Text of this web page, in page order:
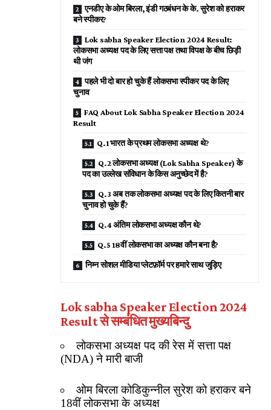
एनडीए के ओम बिरला, इंडी गठबंधन के के. सुरेश को हराकर
बने स्पीकर?
Lok sabha Speaker Election 2024 Result:
लोकसभा अध्यक्ष पद के लिए सत्ता पक्ष तथा विपक्ष के बीच छिड़ी
थी जंग
पहले भी दो बार हो चुके हैं लोकसभा स्पीकर पद के लिए
चुनाव
FAQ About Lok Sabha Speaker Election 2024
Result
Q.1 भारत के प्रथम लोकसभा अध्यक्ष थे?
Q.2 लोकसभा अध्यक्ष (Lok Sabha Speaker) के
पद का उल्लेख संविधान के किस अनुच्छेद में है?
Q.3 अब तक लोकसभा अध्यक्ष पद के लिए कितनी बार
चुनाव हो चुके हैं?
Q.4 अंतिम लोकसभा अध्यक्ष कौन थे?
Q.5 18वीं लोकसभा का अध्यक्ष कौन बना है?
निम्न सोशल मीडिया प्लेटफ़ॉर्म पर हमारे साथ जुड़िए
Lok sabha Speaker Election 2024
Result से सम्बंधित मुख्यबिन्दु
लोकसभा अध्यक्ष पद की रेस में सत्ता पक्ष
(NDA) ने मारी बाजी
ओम बिरला कोडिकुन्नील सुरेश को हराकर बने
18वीं लोकसभा के अध्यक्ष